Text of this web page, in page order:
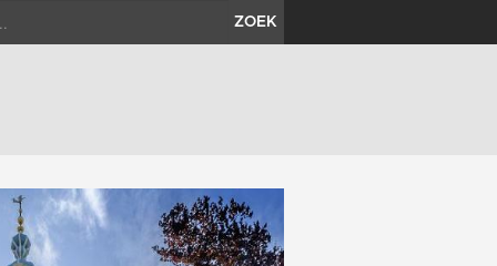
ZOEK